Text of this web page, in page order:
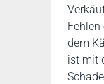
dem
ist mit